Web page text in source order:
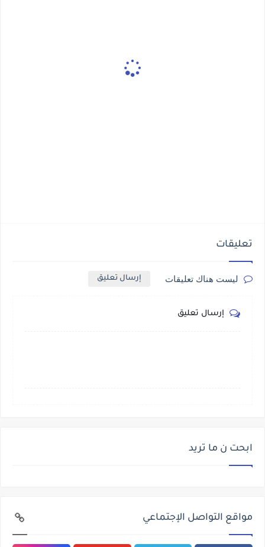
تعليقات
ليست هناك تعليقات إرسال تعليق
إرسال تعليق
ابحت ن ما تريد
مواقع التواصل الإجتماعي